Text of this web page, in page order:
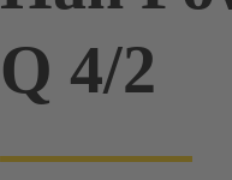
Q 4/2